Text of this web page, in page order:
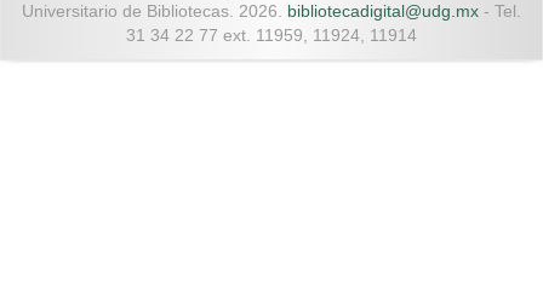
Universitario de Bibliotecas. 2026. bibliotecadigital@udg.mx - Tel.
31 34 22 77 ext. 11959, 11924, 11914